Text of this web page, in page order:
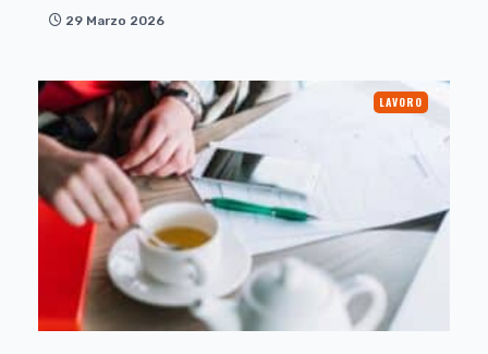
29 Marzo 2026
LAVORO